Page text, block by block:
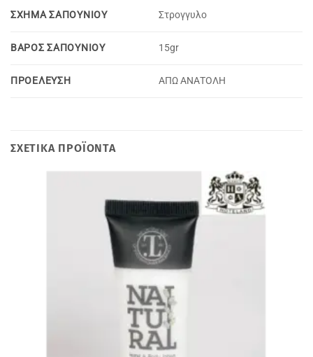
ΣΧΗΜΑ ΣΑΠΟΥΝΙΟΥ Στρογγυλο
ΒΑΡΟΣ ΣΑΠΟΥΝΙΟΥ 15gr
ΠΡΟΕΛΕΥΣΗ ΑΠΩ ΑΝΑΤΟΛΗ
ΣΧΕΤΙΚΆ ΠΡΟΪΌΝΤΑ